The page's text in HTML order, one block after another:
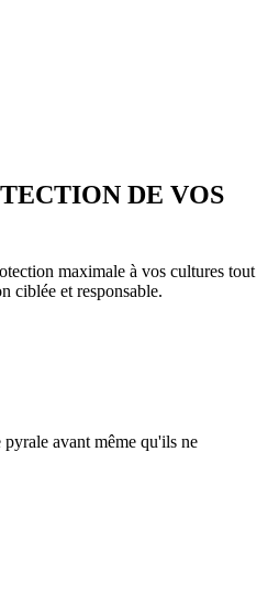
DE VOS
maximale à vos cultures tout
ciblée et responsable.
avant même qu'ils ne